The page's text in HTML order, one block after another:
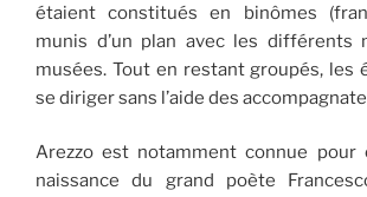
étaient constitués en binômes
munis d’un plan avec les différents
musées. Tout en restant groupés, les
se diriger sans l’aide des
Arezzo est notamment connue
naissance du grand poète